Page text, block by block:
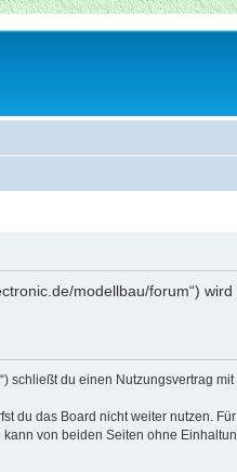
modellbau/forum“)
schließt du einen Nutzungsvertrag
du das Board nicht weiter nutzen.
von beiden Seiten ohne